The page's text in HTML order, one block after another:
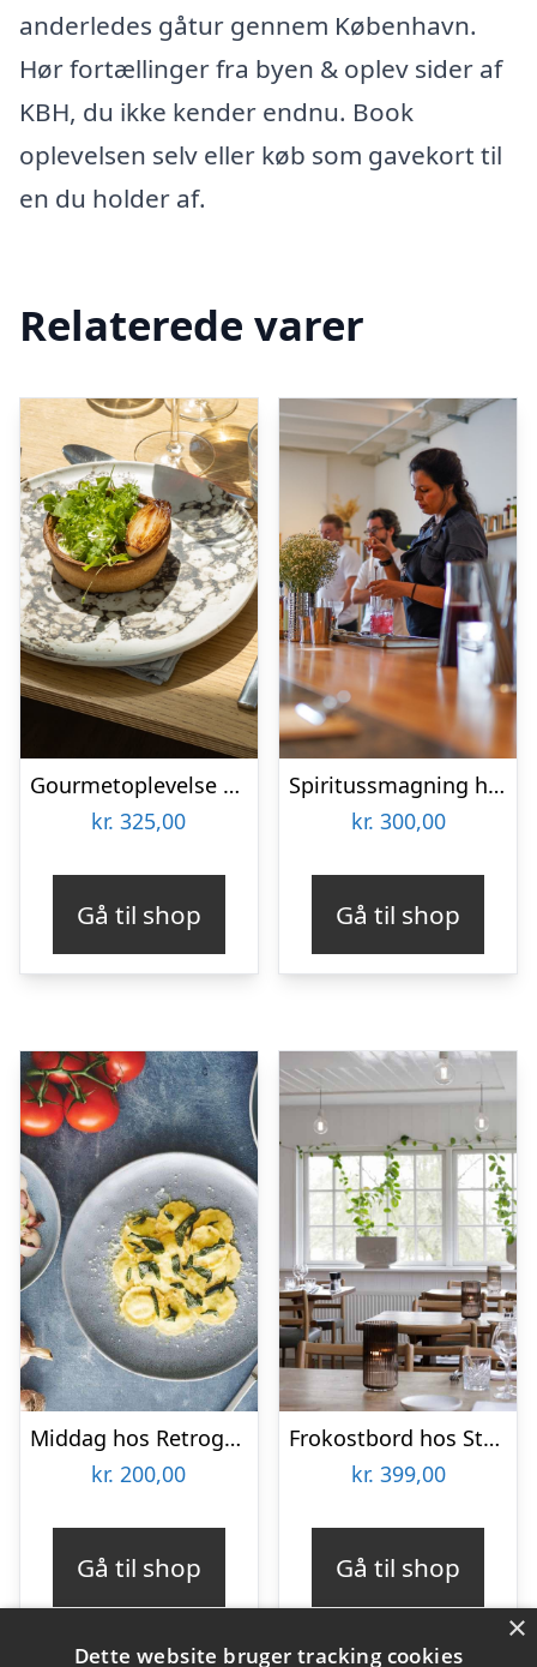
anderledes gåtur gennem København.
Hør fortællinger fra byen & oplev sider af
KBH, du ikke kender endnu. Book
oplevelsen selv eller køb som gavekort til
en du holder af.
Relaterede varer
Gourmetoplevelse hos Restaurant Gemini
kr. 325,00
Gå til shop
Spiritussmagning hos Nordic Ethanol
kr. 300,00
Gå til shop
Middag hos Retrogusto
kr. 200,00
Gå til shop
Frokostbord hos Strandmøllekroen
kr. 399,00
Gå til shop
×
Dette website bruger tracking cookies